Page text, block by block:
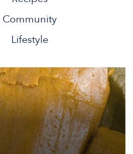
Community
Lifestyle